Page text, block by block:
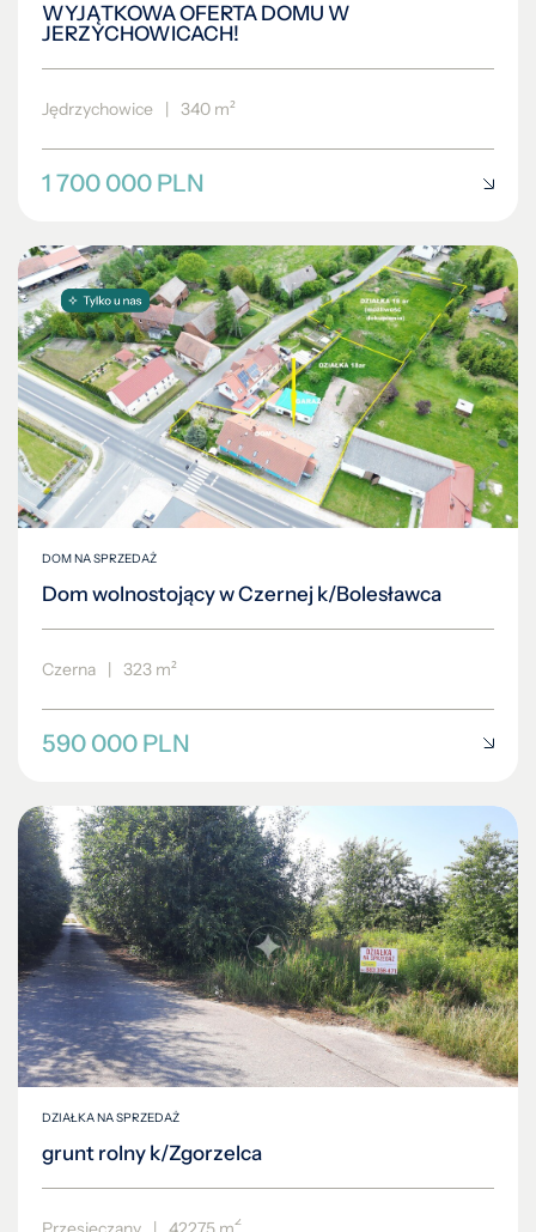
WYJĄTKOWA OFERTA DOMU W
JERZYCHOWICACH!
Jędrzychowice 340 m²
1 700 000 PLN
DOM NA SPRZEDAŻ
Dom wolnostojący w Czernej k/Bolesławca
Czerna | 323 m²
590 000 PLN
DZIAŁKA NA SPRZEDAŻ
grunt rolny k/Zgorzelca
2